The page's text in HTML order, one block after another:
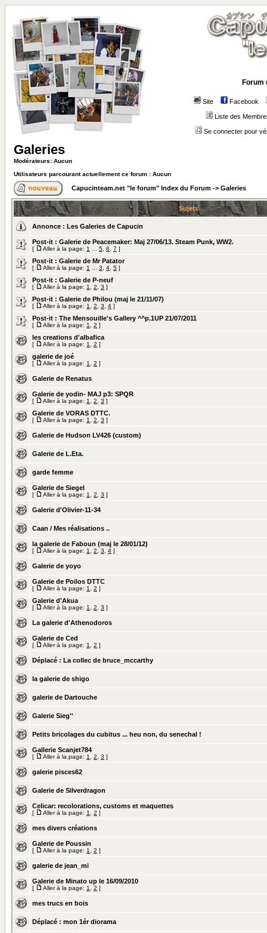
Forum
Site Facebook
Liste des
Se connecter pour
Galeries
Modérateurs: Aucun
Utilisateurs parcourant actuellement ce forum : Aucun
Capucinteam.net "le forum" Index du Forum -> Galeries
Sujets
Annonce : Les Galeries de Capucin
Post-it : Galerie de Peacemaker: Maj 27/06/13. Steam Punk, WW2.
[ Aller à la page: 1 5 6 7 ]
Post-it : Galerie de Mr Patator
[ Aller à la page: 1 3 4 5 ]
Post-it : Galerie de P-neuf
[ Aller à la page: 1 2 3 ]
Post-it : Galerie de Philou (maj le 21/11/07)
[ Aller à la page: 1 2 3 4 ]
Post-it : The Mensouille's Gallery ^^p.1UP 21/07/2011
[ Aller à la page: 1 2 ]
les creations d'albafica
[ Aller à la page: 1 2 ]
galerie de joé
[ Aller à la page: 1 2 ]
Galerie de Renatus
Galerie de yodin- MAJ p3: SPQR
[ Aller à la page: 1 2 3 ]
Galerie de VORAS DTTC.
[ Aller à la page: 1 2 3 ]
Galerie de Hudson LV426 (custom)
Galerie de L.Eta.
garde femme
Galerie de Siegel
[ Aller à la page: 1 2 3 ]
Galerie d'Olivier-11-34
Caan / Mes réalisations ..
la galerie de Faboun (maj le 28/01/12)
[ Aller à la page: 1 2 3 4 ]
Galerie de yoyo
Galerie de Poilos DTTC
[ Aller à la page: 1 2 ]
Galerie d'Akua
[ Aller à la page: 1 2 3 ]
La galerie d'Athenodoros
Galerie de Ced
[ Aller à la page: 1 2 ]
Déplacé : La collec de bruce_mccarthy
la galerie de shigo
galerie de Dartouche
Galerie Sieg''
Petits bricolages du cubitus ... heu non, du senechal !
Gallerie Scanjet784
[ Aller à la page: 1 2 3 ]
galerie pisces62
Galerie de Silverdragon
Celicar: recolorations, customs et maquettes
[ Aller à la page: 1 2 ]
mes divers créations
Galerie de Poussin
[ Aller à la page: 1 2 ]
galerie de jean_mi
Galerie de Minato up le 16/09/2010
[ Aller à la page: 1 2 ]
mes trucs en bois
Déplacé : mon 1ér diorama